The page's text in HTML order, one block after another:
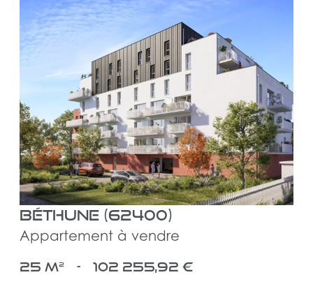
voir le bien
Béthune (62400)
Appartement à vendre
25 m² - 102 255,92 €